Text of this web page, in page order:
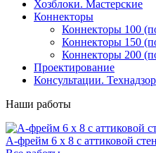
Хозблоки. Мастерские
Коннекторы
Коннекторы 100
Коннекторы 150
Коннекторы 200
Проектирование
Консультации. Технадзор
Наши работы
А-фрейм 6 х 8 с аттиковой